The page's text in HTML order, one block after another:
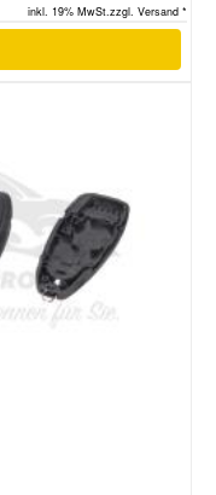
inkl. 19% MwSt.zzgl. Versand *